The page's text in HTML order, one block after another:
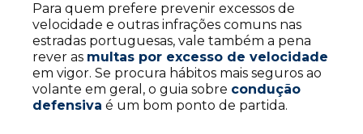
Para quem prefere prevenir excessos de
velocidade e outras infrações comuns nas
estradas portuguesas, vale também a pena
rever as multas por excesso de velocidade
em vigor. Se procura hábitos mais seguros ao
volante em geral, o guia sobre condução
defensiva é um bom ponto de partida.